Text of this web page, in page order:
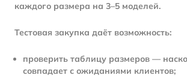
каждого размера на 3–5 моделей.
Тестовая закупка даёт возможность:
проверить таблицу размеров —
совпадает с ожиданиями клиентов;